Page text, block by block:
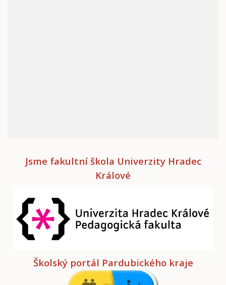
Jsme fakultní škola Univerzity Hradec
Králové
Školský portál Pardubického kraje